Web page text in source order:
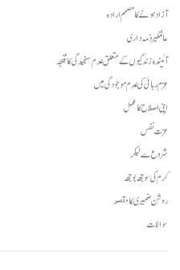
آزاد ہونے کا مصمم ارادہ
عالمگیر ذمہ داری
آئیندہ زندگیوں کے متعلق عدم سنجیدگی کا نتیجہ
عزم رہائی کی عدم موجودگی میں
اپنی اصلاح کا عمل
عزت نفس
شروع سے لیکر
کرم کی سوجھ بوجھ
روشن ضمیری کا مقصد
سوالات